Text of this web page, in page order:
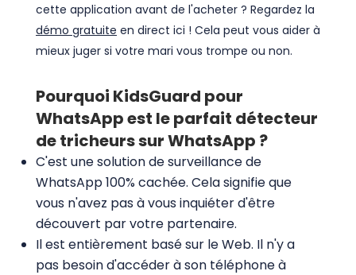
cette application avant de l'acheter ? Regardez la
démo gratuite en direct ici ! Cela peut vous aider à
mieux juger si votre mari vous trompe ou non.
Pourquoi KidsGuard pour
WhatsApp est le parfait détecteur
de tricheurs sur WhatsApp ?
C'est une solution de surveillance de
WhatsApp 100% cachée. Cela signifie que
vous n'avez pas à vous inquiéter d'être
découvert par votre partenaire.
Il est entièrement basé sur le Web. Il n'y a
pas besoin d'accéder à son téléphone à